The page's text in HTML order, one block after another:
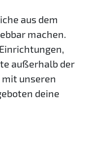
aus dem
machen.
außerhalb der
mit unseren
deine